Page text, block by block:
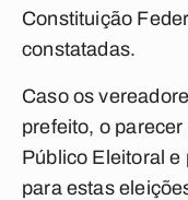
Constituição
constatadas.
Caso os
prefeito, o
Público Eleitoral
para estas